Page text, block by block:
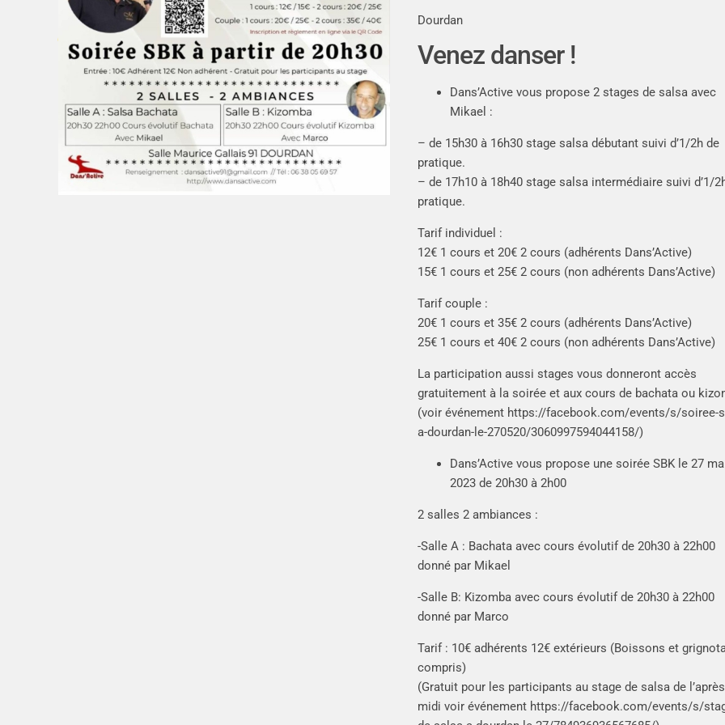
Dourdan
Venez danser !
Dans’Active vous propose 2 stages de salsa avec
Mikael :
– de 15h30 à 16h30 stage salsa débutant suivi d’1/2h de
pratique.
– de 17h10 à 18h40 stage salsa intermédiaire suivi d’1/
pratique.
Tarif individuel :
12€ 1 cours et 20€ 2 cours (adhérents Dans’Active)
15€ 1 cours et 25€ 2 cours (non adhérents Dans’Active)
Tarif couple :
20€ 1 cours et 35€ 2 cours (adhérents Dans’Active)
25€ 1 cours et 40€ 2 cours (non adhérents Dans’Active)
La participation aussi stages vous donneront accès
gratuitement à la soirée et aux cours de bachata ou
(voir événement https://facebook.com/events/s/soiree-
a-dourdan-le-270520/3060997594044158/)
Dans’Active vous propose une soirée SBK le 27
2023 de 20h30 à 2h00
2 salles 2 ambiances :
-Salle A : Bachata avec cours évolutif de 20h30 à 22h00
donné par Mikael
-Salle B: Kizomba avec cours évolutif de 20h30 à 22h00
donné par Marco
Tarif : 10€ adhérents 12€ extérieurs (Boissons et
compris)
(Gratuit pour les participants au stage de salsa de
midi voir événement https://facebook.com/events/s/